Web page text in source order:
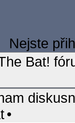
Nejste
Bat!
•